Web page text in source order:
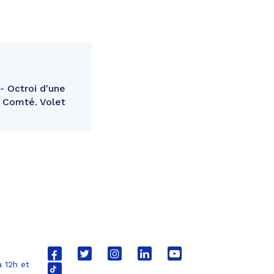
Octroi d'une
Comté. Volet
12h et
Lien
Lien
Lien
Lien
Lien